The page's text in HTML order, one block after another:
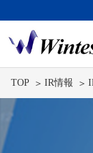
TOP IR情報